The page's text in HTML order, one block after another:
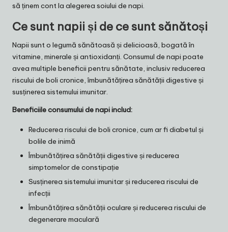
să ținem cont la alegerea soiului de napi.
Ce sunt napii și de ce sunt sănătoși
Napii sunt o legumă sănătoasă și delicioasă, bogată în
vitamine, minerale și antioxidanți. Consumul de napi poate
avea multiple beneficii pentru sănătate, inclusiv reducerea
riscului de boli cronice, îmbunătățirea sănătății digestive și
susținerea sistemului imunitar.
Beneficiile consumului de napi includ:
Reducerea riscului de boli cronice, cum ar fi diabetul și
bolile de inimă
Îmbunătățirea sănătății digestive și reducerea
simptomelor de constipație
Susținerea sistemului imunitar și reducerea riscului de
infecții
Îmbunătățirea sănătății oculare și reducerea riscului de
degenerare maculară